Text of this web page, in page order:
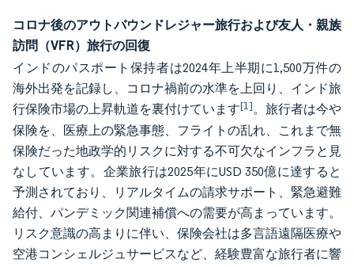
コロナ後のアウトバウンドレジャー旅行および友人・親族
訪問（VFR）旅行の回復
インドのパスポート保持者は2024年上半期に1,500万件の
海外出発を記録し、コロナ禍前の水準を上回り、インド旅
行保険市場の上昇軌道を裏付けています[1]。旅行者は今や
保険を、医療上の緊急事態、フライトの乱れ、これまで無
保険だった地政学的リスクに対する不可欠なインフラと見
なしています。企業旅行は2025年にUSD 350億に達すると
予測されており、リアルタイムの請求サポート、緊急避難
給付、パンデミック関連補償への需要が高まっています。
リスク意識の高まりに伴い、保険会社は多言語遠隔医療や
空港コンシェルジュサービスなど、経験豊富な旅行者に響